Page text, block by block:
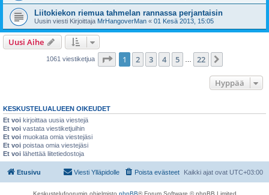
Liitokiekon riemua tahmelan rannassa perjantaisin
Uusin viesti Kirjoittaja MrHangoverMan « 01 Kesä 2013, 15:05
Uusi Aihe
1061 viestiketjua Sivu /22
1 2 3 4 5 22
Hyppää
KESKUSTELUALUEEN OIKEUDET
Et voi kirjoittaa uusia viestejä
Et voi vastata viestiketjuihin
Et voi muokata omia viestejäsi
Et voi poistaa omia viestejäsi
Et voi lähettää liitetiedostoja
Etusivu Kaikki ajat ovat UTC+03:00
Poista evästeet
Viesti Ylläpidolle
Keskustelufoorumin ohjelmisto phpBB® Forum Software © phpBB Limited